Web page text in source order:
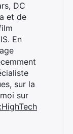
DC
et de
En
sur la
sur